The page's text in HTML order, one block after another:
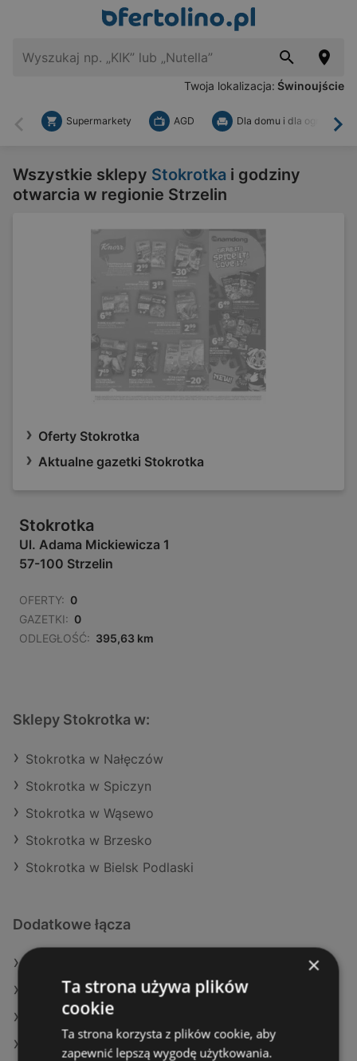
Twoja lokalizacja: Świnoujście
Wstecz
Supermarkety AGD Dla domu i dla ogrodu
Wszystkie sklepy Stokrotka i godziny
otwarcia w regionie Strzelin
Oferty Stokrotka
Aktualne gazetki Stokrotka
Stokrotka
Ul. Adama Mickiewicza 1
57-100 Strzelin
OFERTY: 0
GAZETKI: 0
ODLEGŁOŚĆ: 395,63 km
Sklepy Stokrotka w:
Stokrotka w Nałęczów
Stokrotka w Spiczyn
Stokrotka w Wąsewo
Stokrotka w Brzesko
Stokrotka w Bielsk Podlaski
Dodatkowe łącza
Oferty Aldi
Oferty Netto
Aktualne gazetki Lidl
×
Ta strona używa plików
cookie
Ta strona korzysta z plików cookie, aby
zapewnić lepszą wygodę użytkowania.